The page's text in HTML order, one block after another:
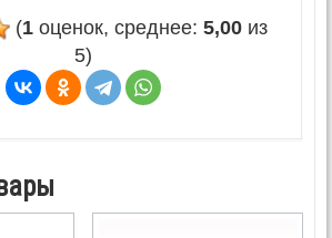
(1 оценок, среднее: 5,00 из
5)